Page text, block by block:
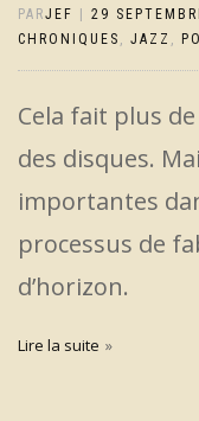
PARJEF 29
CHRONIQUES , JAZZ ,
Cela fait plus
des disques.
importantes
processus de
d’horizon.
Lire la suite